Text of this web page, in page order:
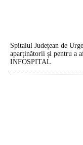
Spitalul Județean de
aparținătorii și pentru a
INFOSPITAL